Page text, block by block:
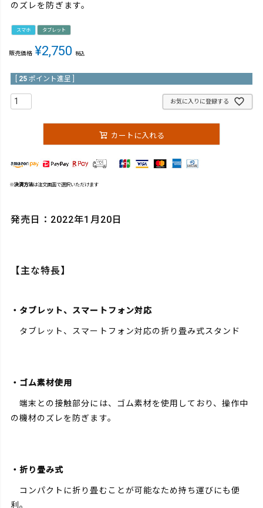
のズレを防ぎます。
スマホ タブレット
販売価格 ¥2,750 税込
25 ポイント進呈 ]
お気に入りに登録する
カートに入れる
※決済方法は注文画面で選択いただけます
発売日：2022年1月20日
【主な特長】
・タブレット、スマートフォン対応
タブレット、スマートフォン対応の折り畳み式スタンド
・ゴム素材使用
端末との接触部分には、ゴム素材を使用しており、操作中
の機材のズレを防ぎます。
・折り畳み式
コンパクトに折り畳むことが可能なため持ち運びにも便
利。